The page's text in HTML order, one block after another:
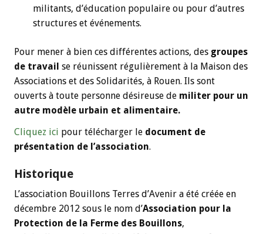
militants, d’éducation populaire ou pour d’autres
structures et événements.
Pour mener à bien ces différentes actions, des groupes
de travail se réunissent régulièrement à la Maison des
Associations et des Solidarités, à Rouen. Ils sont
ouverts à toute personne désireuse de militer pour un
autre modèle urbain et alimentaire.
Cliquez ici pour télécharger le document de
présentation de l’association.
Historique
L’association Bouillons Terres d’Avenir a été créée en
décembre 2012 sous le nom d’Association pour la
Protection de la Ferme des Bouillons,